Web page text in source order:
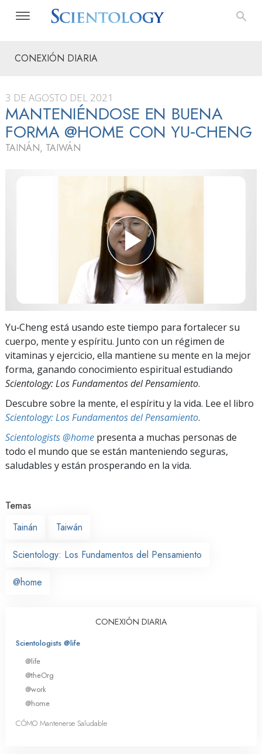
CONEXIÓN DIARIA
3 DE AGOSTO DEL 2021
MANTENIÉNDOSE EN BUENA
FORMA @HOME CON YU‑CHENG
TAINÁN, TAIWÁN
Yu‑Cheng está usando este tiempo para fortalecer su
cuerpo, mente y espíritu. Junto con un régimen de
vitaminas y ejercicio, ella mantiene su mente en la mejor
forma, ganando conocimiento espiritual estudiando
Scientology: Los Fundamentos del Pensamiento.
Descubre sobre la mente, el espíritu y la vida. Lee el libro
Scientology: Los Fundamentos del Pensamiento.
Scientologists @home presenta a muchas personas de
todo el mundo que se están manteniendo seguras,
saludables y están prosperando en la vida.
Temas
Tainán
Taiwán
Scientology: Los Fundamentos del Pensamiento
@home
CONEXIÓN DIARIA
Scientologists @life
@life
@theOrg
@work
@home
CÓMO Mantenerse Saludable